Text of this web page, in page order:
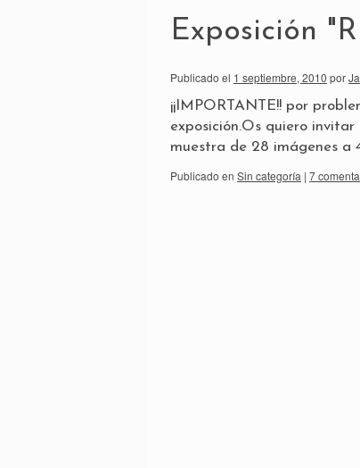
Exposición
Publicado el 1 septiembre, 2010 por
¡¡IMPORTANTE!! por
exposición.Os quiero
muestra de 28 imágenes a
Publicado en Sin categoría | 7